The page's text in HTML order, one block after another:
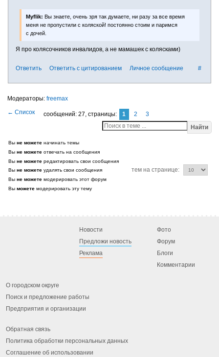
Myflik: Вы знаете, очень зря так думаете, ни разу за все время
меня не пропустили с коляской! постоянно стоим и паримся
с дочей.
Я про колясочников инвалидов, а не мамашек с колясками)
#
Ответить Ответить с цитированием Личное сообщение
freemax
сообщений: 27, страницы: 1 2
3
Найти
Вы не можете начинать темы
Вы не можете отвечать на сообщения
Вы не можете редактировать свои сообщения
Вы не можете удалять свои сообщения
Вы не можете модерировать этот форум
Вы можете модерировать эту тему
тем на странице:
Новости
Предложи новость
Реклама
Фото
Форум
Блоги
Комментарии
О городском округе
Поиск и предложение работы
Предприятия и организации
Обратная связь
Политика обработки персональных данных
Соглашение об использовании